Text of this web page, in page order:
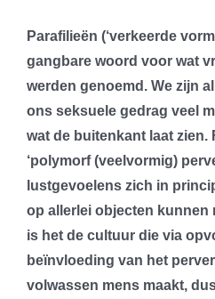
Parafilieën (‘verkeerde
gangbare woord voor wat
werden genoemd. We zijn
ons seksuele gedrag veel
wat de buitenkant laat zien.
‘polymorf (veelvormig)
lustgevoelens zich in
op allerlei objecten kunnen
is het de cultuur die via
beïnvloeding van het
volwassen mens maakt,